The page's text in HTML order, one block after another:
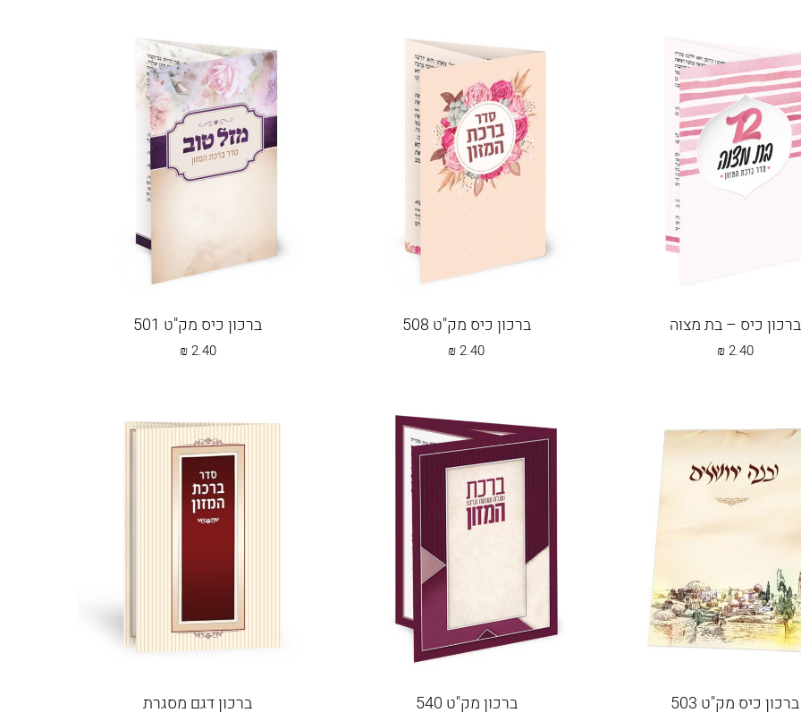
ברכון כיס – בת מצוה
2.40
₪
ברכון כיס מק"ט 508
2.40
₪
ברכון כיס מק"ט 501
2.40
₪
ברכון כיס מק"ט 503 ברכון מק"ט 540 ברכון דגם מסגרת